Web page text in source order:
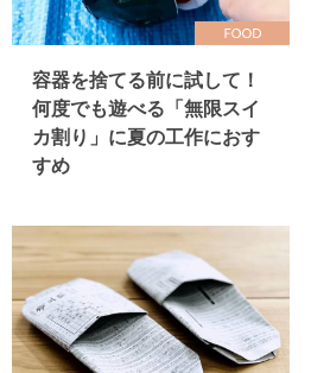
容器を捨てる前に試して！
何度でも遊べる「無限スイ
カ割り」に夏の工作におす
すめ